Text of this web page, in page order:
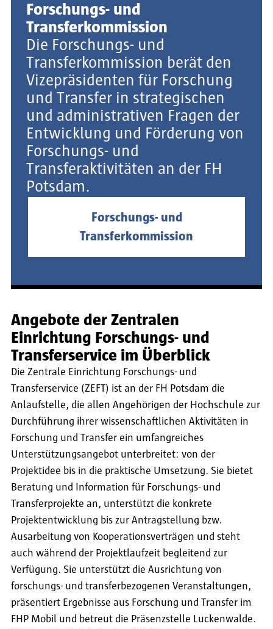
Forschungs- und
Transferkommission
Die Forschungs- und
Transferkommission berät den
Vizepräsidenten für Forschung
und Transfer in strategischen
und administrativen Fragen der
Entwicklung und Förderung von
Forschungs- und
Transferaktivitäten an der FH
Potsdam.
Forschungs- und
Transferkommission
Angebote der Zentralen
Einrichtung Forschungs- und
Transferservice im Überblick
Die Zentrale Einrichtung Forschungs- und
Transferservice (ZEFT) ist an der FH Potsdam die
Anlaufstelle, die allen Angehörigen der Hochschule zur
Durchführung ihrer wissenschaftlichen Aktivitäten in
Forschung und Transfer ein umfangreiches
Unterstützungsangebot unterbreitet: von der
Projektidee bis in die praktische Umsetzung. Sie bietet
Beratung und Information für Forschungs- und
Transferprojekte an, unterstützt die konkrete
Projektentwicklung bis zur Antragstellung bzw.
Ausarbeitung von Kooperationsverträgen und steht
auch während der Projektlaufzeit begleitend zur
Verfügung. Sie unterstützt die Ausrichtung von
forschungs- und transferbezogenen Veranstaltungen,
präsentiert Ergebnisse aus Forschung und Transfer im
FHP Mobil und betreut die Präsenzstelle Luckenwalde.